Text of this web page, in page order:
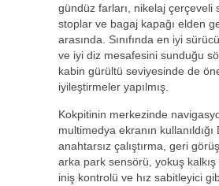
gündüz farları, nikelaj çerçeveli
stoplar ve bagaj kapağı elden
arasında. Sınıfında en iyi
ve iyi diz mesafesini sunduğu
kabin gürültü seviyesinde de
iyileştirmeler yapılmış.
Kokpitinin merkezinde
multimedya ekranın kullanıldığı
anahtarsız çalıştırma, geri
arka park sensörü, yokuş kalkış
iniş kontrolü ve hız sabitleyici